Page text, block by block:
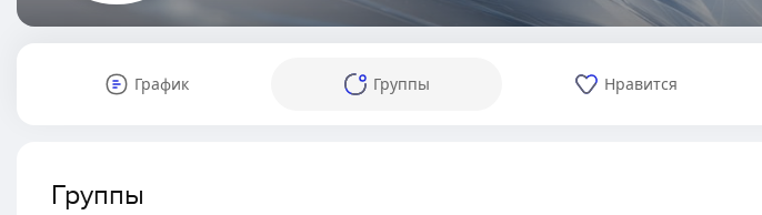
График Группы Нравится
Группы